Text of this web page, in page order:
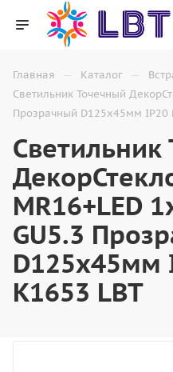
Главная — Каталог —
Светильник Точечный
Прозрачный D125х45мм IP20
MR16+LED
GU5.3
D125х45мм
K1653 LBT